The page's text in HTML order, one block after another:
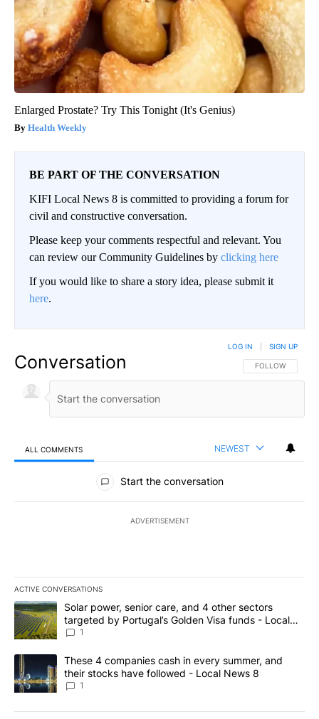
Enlarged Prostate? Try This Tonight (It's Genius)
Health Weekly
BE PART OF THE CONVERSATION
KIFI Local News 8 is committed to providing a forum for
civil and constructive conversation.
Please keep your comments respectful and relevant. You
can review our Community Guidelines by clicking here
If you would like to share a story idea, please submit it
here.
Conversation FOLLOW THIS
FOLLOW
LOG IN SIGN UP
ALL COMMENTS NEWEST
All Comments
Start the conversation
ADVERTISEMENT
ACTIVE CONVERSATIONS
The following is a list of the most commented articles in the last
A trending article titled "Solar power, senior care, and 4 other
Solar power, senior care, and 4 other sectors
targeted by Portugal’s Golden Visa funds - Local
News 8
1
A trending article titled "These 4 companies cash in every
These 4 companies cash in every summer, and
their stocks have followed - Local News 8
1